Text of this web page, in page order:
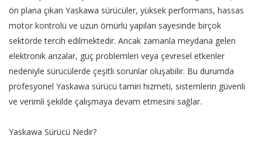
ön plana çıkan Yaskawa sürücüler, yüksek performans, hassas
motor kontrolü ve uzun ömürlü yapıları sayesinde birçok
sektörde tercih edilmektedir. Ancak zamanla meydana gelen
elektronik arızalar, güç problemleri veya çevresel etkenler
nedeniyle sürücülerde çeşitli sorunlar oluşabilir. Bu durumda
profesyonel Yaskawa sürücü tamiri hizmeti, sistemlerin güvenli
ve verimli şekilde çalışmaya devam etmesini sağlar.
Yaskawa Sürücü Nedir?